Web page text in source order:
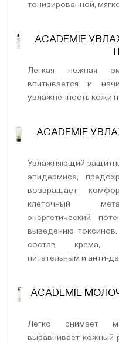
тонизированной,
ACADEMIE
Легкая нежная
впитывается и
увлажненность кожи
ACADEMIE
Увлажняющий
эпидермиса,
возвращает
клеточный
энергетический
выведению
состав крема,
питательным и анти-
ACADEMIE
Легко снимает
выравнивает кожный